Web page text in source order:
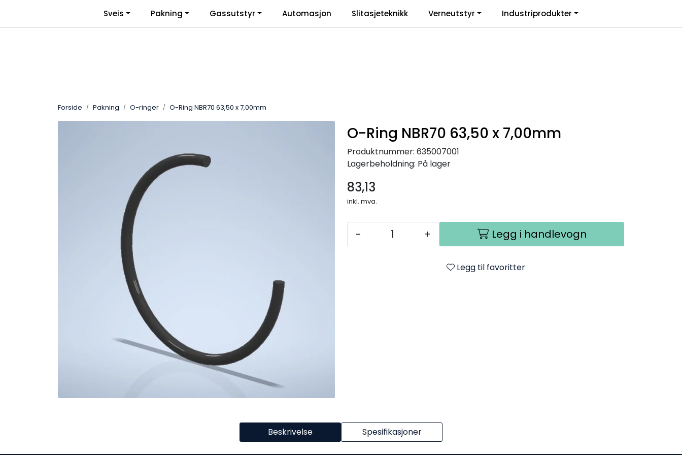
| Bli Bedriftskunde inkl. mva. Informasjon Favoritter
Sveis Pakning Gassutstyr Automasjon Slitasjeteknikk Verneutstyr Industriprodukter
Forside Pakning O-ringer O-Ring NBR70 63,50 x 7,00mm
O-Ring NBR70 63,50 x 7,00mm
Produktnummer: 635007001
Lagerbeholdning: På lager
83,13
inkl. mva.
- + Legg i handlevogn
Legg til favoritter
Beskrivelse Spesifikasjoner